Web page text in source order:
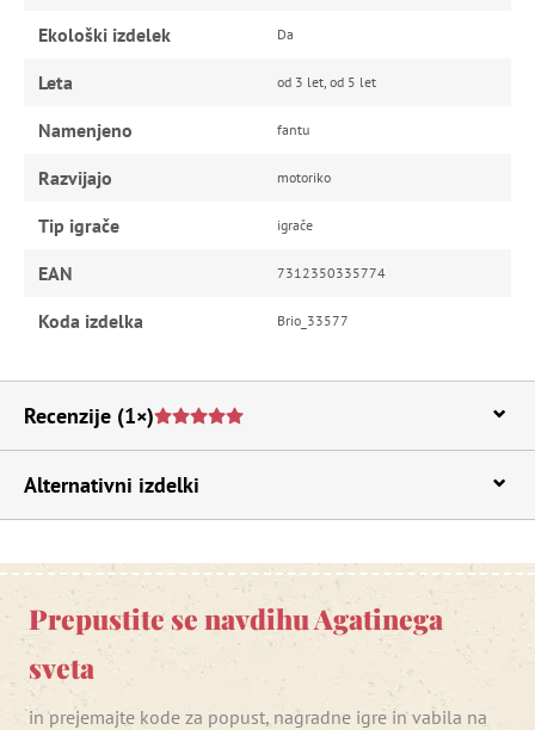
Ekološki izdelek Da
Leta od 3 let, od 5 let
Namenjeno fantu
Razvijajo motoriko
Tip igrače igrače
EAN 7312350335774
Koda izdelka Brio_33577
Recenzije (1×)
Alternativni izdelki
Prepustite se navdihu Agatinega
sveta
in prejemajte kode za popust, nagradne igre in vabila na